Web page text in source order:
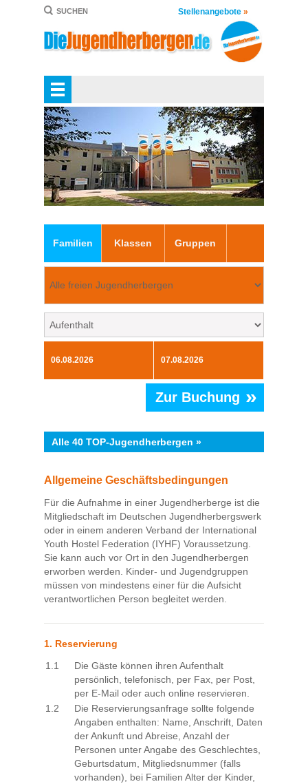
SUCHEN Stellenangebote »
Familien Klassen Gruppen
Zur Buchung »
Alle 40 TOP-Jugendherbergen »
Allgemeine Geschäftsbedingungen
Für die Aufnahme in einer Jugendherberge ist die
Mitgliedschaft im Deutschen Jugendherbergswerk
oder in einem anderen Verband der International
Youth Hostel Federation (IYHF) Voraussetzung.
Sie kann auch vor Ort in den Jugendherbergen
erworben werden. Kinder- und Jugendgruppen
müssen von mindestens einer für die Aufsicht
verantwortlichen Person begleitet werden.
1. Reservierung
1.1
Die Gäste können ihren Aufenthalt
persönlich, telefonisch, per Fax, per Post,
per E-Mail oder auch online reservieren.
1.2
Die Reservierungsanfrage sollte folgende
Angaben enthalten: Name, Anschrift, Daten
der Ankunft und Abreise, Anzahl der
Personen unter Angabe des Geschlechtes,
Geburtsdatum, Mitgliedsnummer (falls
vorhanden), bei Familien Alter der Kinder,